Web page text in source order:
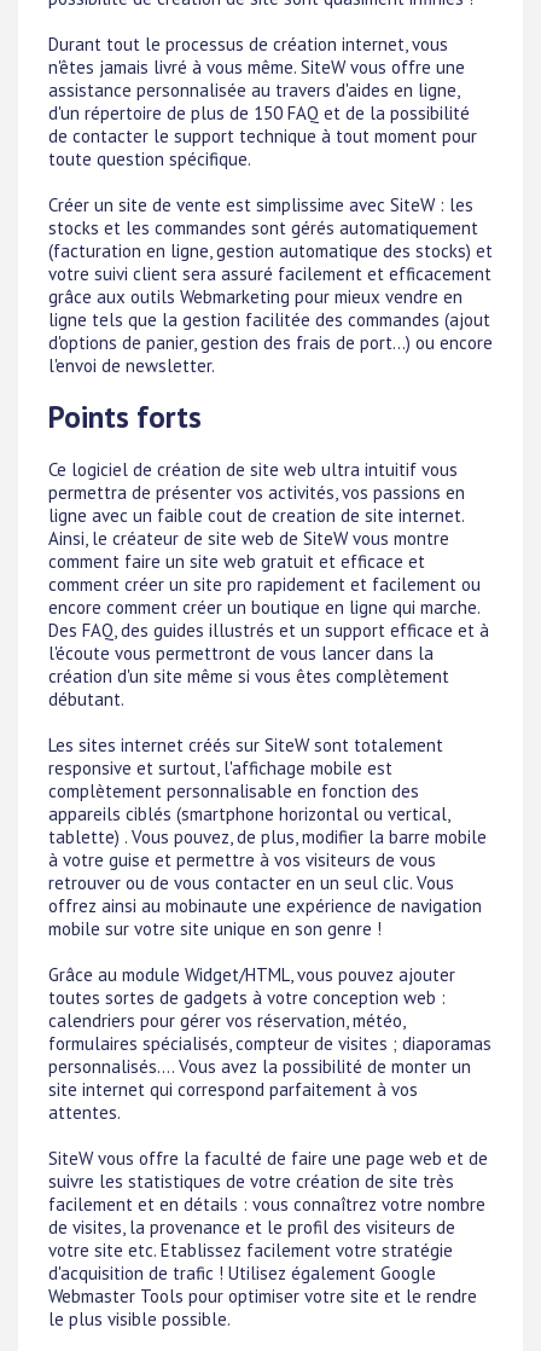
Durant tout le processus de création internet, vous
n'êtes jamais livré à vous même. SiteW vous offre une
assistance personnalisée au travers d'aides en ligne,
d'un répertoire de plus de 150 FAQ et de la possibilité
de contacter le support technique à tout moment pour
toute question spécifique.
Créer un site de vente est simplissime avec SiteW : les
stocks et les commandes sont gérés automatiquement
(facturation en ligne, gestion automatique des stocks) et
votre suivi client sera assuré facilement et efficacement
grâce aux outils Webmarketing pour mieux vendre en
ligne tels que la gestion facilitée des commandes (ajout
d'options de panier, gestion des frais de port...) ou encore
l'envoi de newsletter.
Points forts
Ce logiciel de création de site web ultra intuitif vous
permettra de présenter vos activités, vos passions en
ligne avec un faible cout de creation de site internet.
Ainsi, le créateur de site web de SiteW vous montre
comment faire un site web gratuit et efficace et
comment créer un site pro rapidement et facilement ou
encore comment créer un boutique en ligne qui marche.
Des FAQ, des guides illustrés et un support efficace et à
l'écoute vous permettront de vous lancer dans la
création d'un site même si vous êtes complètement
débutant.
Les sites internet créés sur SiteW sont totalement
responsive et surtout, l'affichage mobile est
complètement personnalisable en fonction des
appareils ciblés (smartphone horizontal ou vertical,
tablette) . Vous pouvez, de plus, modifier la barre mobile
à votre guise et permettre à vos visiteurs de vous
retrouver ou de vous contacter en un seul clic. Vous
offrez ainsi au mobinaute une expérience de navigation
mobile sur votre site unique en son genre !
Grâce au module Widget/HTML, vous pouvez ajouter
toutes sortes de gadgets à votre conception web :
calendriers pour gérer vos réservation, météo,
formulaires spécialisés, compteur de visites ; diaporamas
personnalisés.... Vous avez la possibilité de monter un
site internet qui correspond parfaitement à vos
attentes.
SiteW vous offre la faculté de faire une page web et de
suivre les statistiques de votre création de site très
facilement et en détails : vous connaîtrez votre nombre
de visites, la provenance et le profil des visiteurs de
votre site etc. Etablissez facilement votre stratégie
d'acquisition de trafic ! Utilisez également Google
Webmaster Tools pour optimiser votre site et le rendre
le plus visible possible.